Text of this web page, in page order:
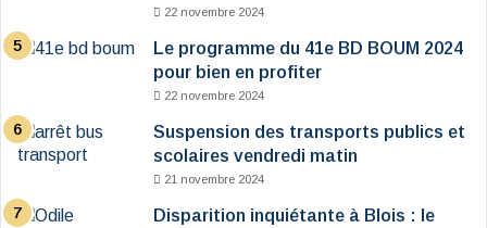
22 novembre 2024
Le programme du 41e BD BOUM 2024
pour bien en profiter
22 novembre 2024
Suspension des transports publics et
scolaires vendredi matin
21 novembre 2024
Disparition inquiétante à Blois : le